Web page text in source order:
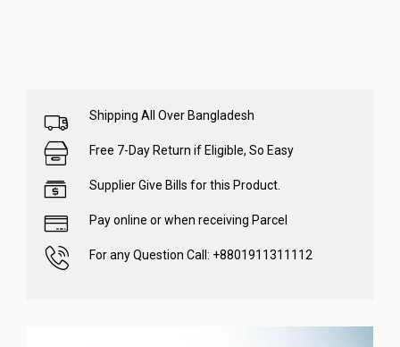
Shipping All Over Bangladesh
Free 7-Day Return if Eligible, So Easy
Supplier Give Bills for this Product.
Pay online or when receiving Parcel
For any Question Call: +8801911311112